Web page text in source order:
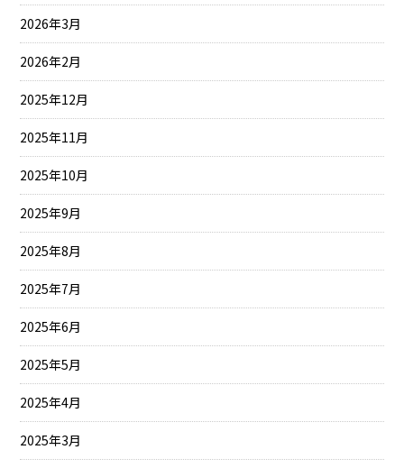
2026年3月
2026年2月
2025年12月
2025年11月
2025年10月
2025年9月
2025年8月
2025年7月
2025年6月
2025年5月
2025年4月
2025年3月